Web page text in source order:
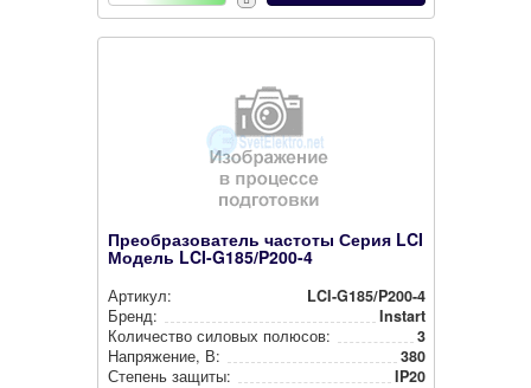
Преобразователь частоты Серия LCI
Модель LCI-G185/P200-4
Артикул:
LCI-G185/P200-4
Бренд:
Instart
Количество силовых полюсов:
3
Нап­ря­же­ние, В:
380
Степень защиты:
IP20